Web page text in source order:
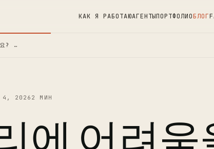
КАК Я РАБОТАЮАГЕНТЫПОРТФОЛИОБЛОГ
? …
4, 2026 2 МИН